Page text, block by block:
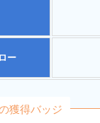
ー
獲得バッジ